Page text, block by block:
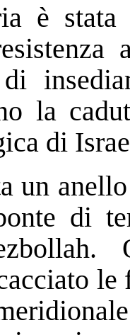
è stata
la
di
un
di